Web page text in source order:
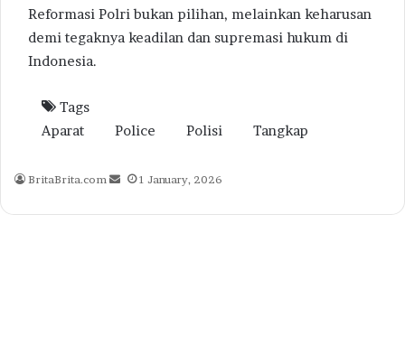
Reformasi Polri bukan pilihan, melainkan keharusan
demi tegaknya keadilan dan supremasi hukum di
Indonesia.
Tags
Aparat
Police Polisi Tangkap
BritaBrita.com
Send
email
1 January, 2026